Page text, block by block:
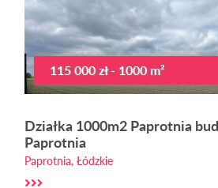
115 000 zł - 1000 m²
Działka 1000m2 Paprotnia
Paprotnia
Paprotnia, Łódzkie